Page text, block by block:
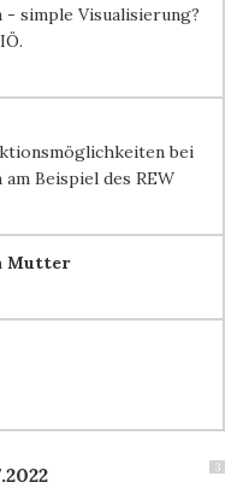
- simple Visualisierung?
bei
Beispiel des REW
Mutter
3